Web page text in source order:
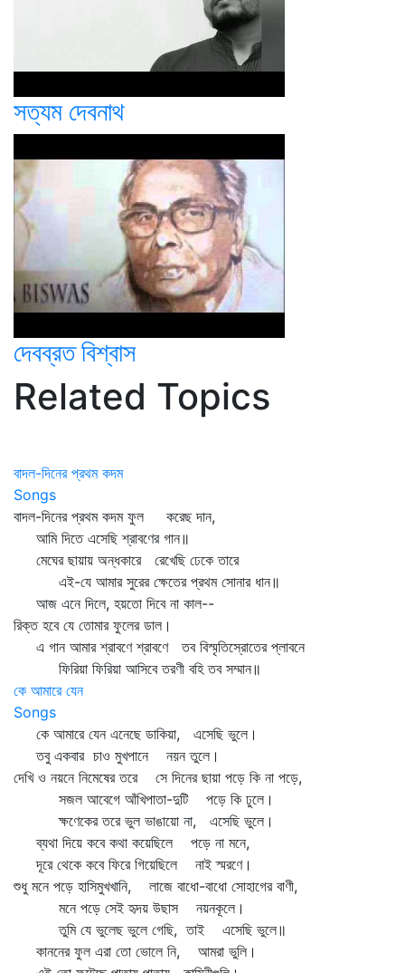
সত্যম দেবনাথ
দেবব্রত বিশ্বাস
Related Topics
বাদল-দিনের প্রথম কদম
Songs
বাদল-দিনের প্রথম কদম ফুল করেছ দান,
আমি দিতে এসেছি শ্রাবণের গান॥
মেঘের ছায়ায় অন্ধকারে রেখেছি ঢেকে তারে
এই-যে আমার সুরের ক্ষেতের প্রথম সোনার ধান॥
আজ এনে দিলে, হয়তো দিবে না কাল--
রিক্ত হবে যে তোমার ফুলের ডাল।
এ গান আমার শ্রাবণে শ্রাবণে তব বিস্মৃতিস্রোতের প্লাবনে
ফিরিয়া ফিরিয়া আসিবে তরণী বহি তব সম্মান॥
কে আমারে যেন
Songs
কে আমারে যেন এনেছে ডাকিয়া, এসেছি ভুলে।
তবু একবার চাও মুখপানে নয়ন তুলে।
দেখি ও নয়নে নিমেষের তরে সে দিনের ছায়া পড়ে কি না পড়ে,
সজল আবেগে আঁখিপাতা-দুটি পড়ে কি ঢুলে।
ক্ষণেকের তরে ভুল ভাঙায়ো না, এসেছি ভুলে।
ব্যথা দিয়ে কবে কথা কয়েছিলে পড়ে না মনে,
দূরে থেকে কবে ফিরে গিয়েছিলে নাই স্মরণে।
শুধু মনে পড়ে হাসিমুখখানি, লাজে বাধো-বাধো সোহাগের বাণী,
মনে পড়ে সেই হৃদয় উছাস নয়নকূলে।
তুমি যে ভুলেছ ভুলে গেছি, তাই এসেছি ভুলে॥
কাননের ফুল এরা তো ভোলে নি, আমরা ভুলি।